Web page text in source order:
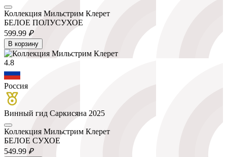
Коллекция Мильстрим Клерет
БЕЛОЕ ПОЛУСУХОЕ
599.99 ₽
В корзину
4.8
Россия
Винный гид Саркисяна 2025
Коллекция Мильстрим Клерет
БЕЛОЕ СУХОЕ
549.99 ₽